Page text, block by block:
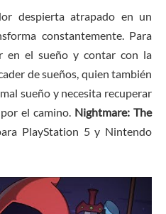
despierta atrapado en un
constantemente. Para
en el sueño y contar con la
de sueños, quien también
sueño y necesita recuperar
el camino. Nightmare: The
PlayStation 5 y Nintendo